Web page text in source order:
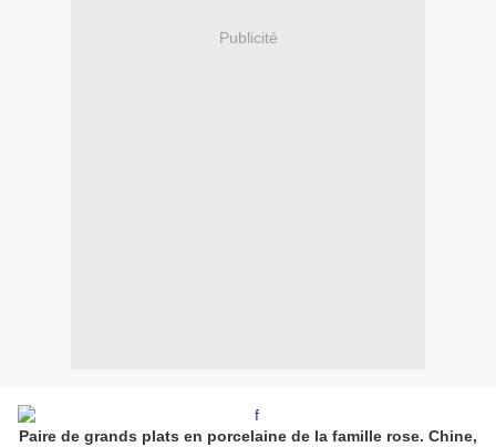
Publicité
Paire de grands plats en porcelaine de la famille rose. Chine,